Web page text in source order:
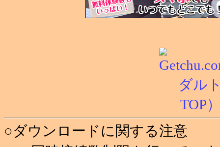
○ダウンロードに関する注意